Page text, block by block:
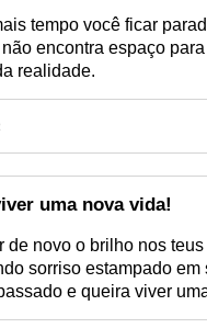
tempo você ficar
encontra espaço
realidade.
uma nova vida!
de novo o brilho nos
sorriso estampado
e queira viver